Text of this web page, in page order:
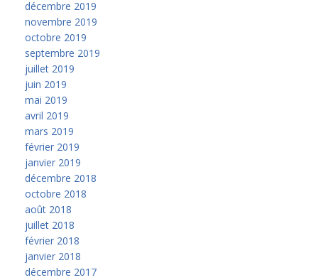
décembre 2019
novembre 2019
octobre 2019
septembre 2019
juillet 2019
juin 2019
mai 2019
avril 2019
mars 2019
février 2019
janvier 2019
décembre 2018
octobre 2018
août 2018
juillet 2018
février 2018
janvier 2018
décembre 2017